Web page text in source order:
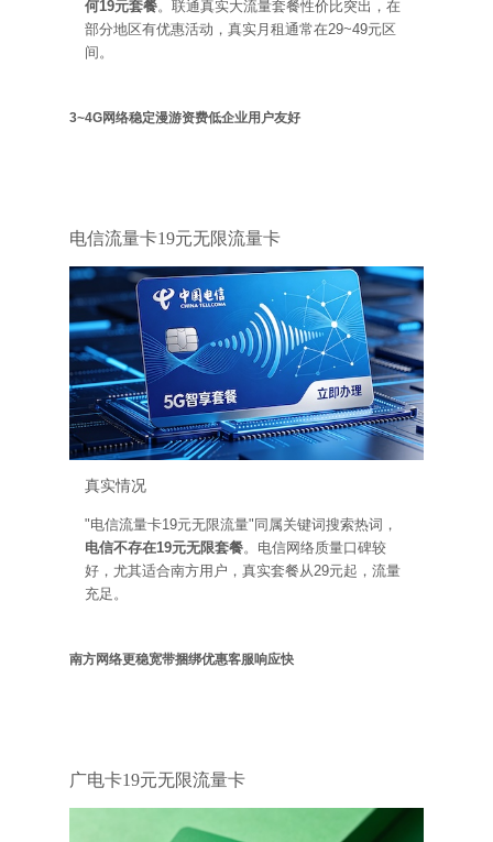
何19元套餐。联通真实大流量套餐性价比突出，在
部分地区有优惠活动，真实月租通常在29~49元区
间。
3~4G网络稳定漫游资费低企业用户友好
电信流量卡19元无限流量卡
真实情况
"电信流量卡19元无限流量"同属关键词搜索热词，
电信不存在19元无限套餐。电信网络质量口碑较
好，尤其适合南方用户，真实套餐从29元起，流量
充足。
南方网络更稳宽带捆绑优惠客服响应快
广电卡19元无限流量卡